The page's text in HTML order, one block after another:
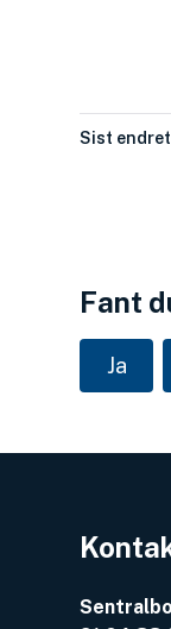
Sist endret
Fant
Ja